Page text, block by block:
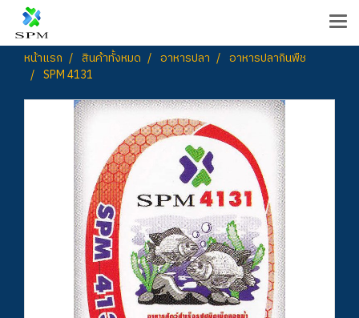
หน้าแรก สินค้าทั้งหมด อาหารปลา
อาหารปลากินพืช
SPM 4131